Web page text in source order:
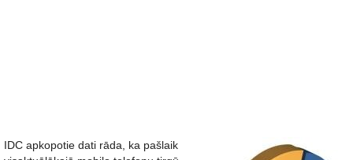
IDC apkopotie dati rāda, ka pašlaik